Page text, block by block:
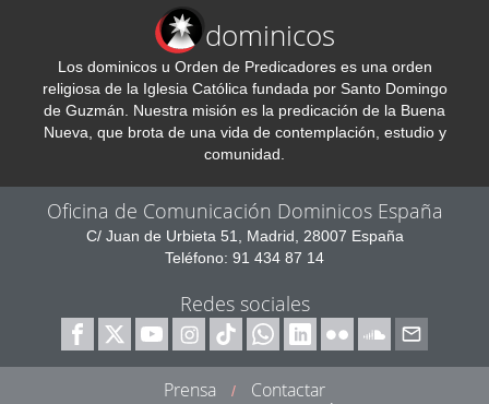
dominicos
Los dominicos u Orden de Predicadores es una orden
religiosa de la Iglesia Católica fundada por Santo Domingo
de Guzmán. Nuestra misión es la predicación de la Buena
Nueva, que brota de una vida de contemplación, estudio y
comunidad.
Oficina de Comunicación Dominicos España
C/ Juan de Urbieta 51, Madrid, 28007 España
Teléfono: 91 434 87 14
Redes sociales
Prensa /
Contactar